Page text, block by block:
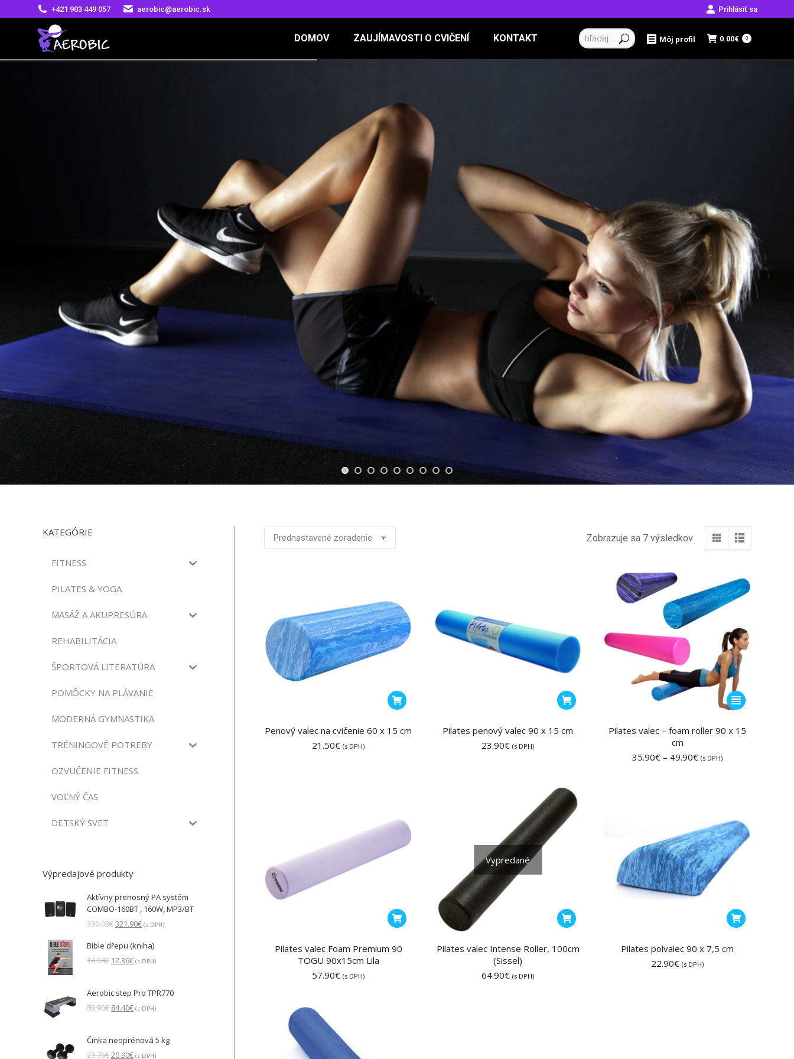
+421 903 449 057 aerobic@aerobic.sk Prihlásiť sa
DOMOV ZAUJÍMAVOSTI O CVIČENÍ KONTAKT Vyhľadávanie: Môj profil 0.00€ 0
Zobrazuje sa 7 výsledkov
Penový valec na cvičenie 60 x 15 cm
21.50€ (s DPH)
Pilates penový valec 90 x 15 cm
23.90€ (s DPH)
Tento
produkt
má
na
stránke
produktu.
Pilates valec – foam roller 90 x 15
cm
35.90€ – 49.90€Price
(s DPH)
Pilates valec Foam Premium 90
TOGU 90x15cm Lila
57.90€ (s DPH)
Vypredané
Pilates valec Intense Roller, 100cm
(Sissel)
64.90€ (s DPH)
Pilates polvalec 90 x 7,5 cm
22.90€ (s DPH)
KATEGÓRIE
FITNESS
PILATES & YOGA
MASÁŽ A AKUPRESÚRA
REHABILITÁCIA
ŠPORTOVÁ LITERATÚRA
POMÔCKY NA PLÁVANIE
MODERNÁ GYMNASTIKA
TRÉNINGOVÉ POTREBY
OZVUČENIE FITNESS
VOĽNÝ ČAS
DETSKÝ SVET
Výpredajové produkty
Aktívny prenosný PA systém
COMBO-160BT , 160W, MP3/BT
330.00€Pôvodná
bola:
330.00€.
321.90€Aktuálna
je:
321.90€.
(s DPH)
Bible dřepu (kniha)
14.54€ Pôvodná
14.54€.
12.36€Aktuálna
12.36€.
(s DPH)
Aerobic step Pro TPR770
89.90€ Pôvodná
89.90€.
84.40€Aktuálna
84.40€.
(s DPH)
Činka neoprénová 5 kg
23.75€ Pôvodná
20.90€Aktuálna
(s DPH)